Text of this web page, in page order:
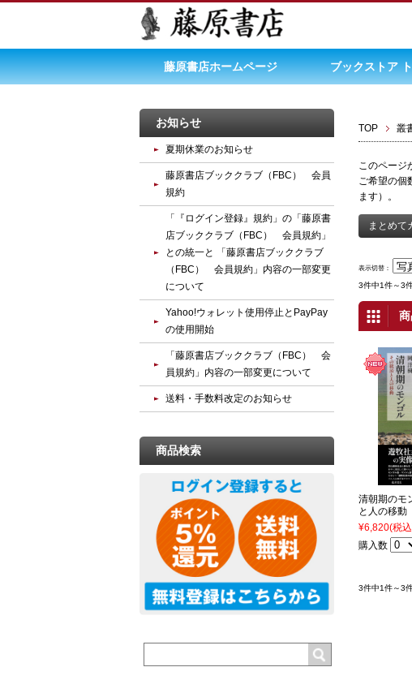
藤原書店ホームページ ブックストア
TOP 叢
このページ
ご希望の個
ます）。
表示切替：
3件中1件～3
清朝期の
と人の移動
¥6,820(税
購入数
3件中1件～3
お知らせ
夏期休業のお知らせ
藤原書店ブッククラブ（FBC） 会員
規約
「『ログイン登録』規約」の「藤原書
店ブッククラブ（FBC） 会員規約」
との統一と 「藤原書店ブッククラブ
（FBC） 会員規約」内容の一部変更
について
Yahoo!ウォレット使用停止とPayPay
の使用開始
「藤原書店ブッククラブ（FBC） 会
員規約」内容の一部変更について
送料・手数料改定のお知らせ
商品検索